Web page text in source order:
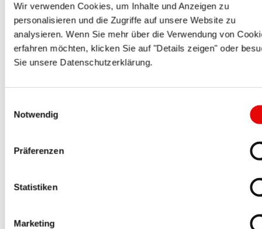
Wir verwenden Cookies, um Inhalte und Anzeigen zu
personalisieren und die Zugriffe auf unsere Website zu
analysieren. Wenn Sie mehr über die Verwendung von
erfahren möchten, klicken Sie auf "Details zeigen" oder
Sie unsere Datenschutzerklärung.
Notwendig
Präferenzen
Statistiken
Marketing
CAPTOP